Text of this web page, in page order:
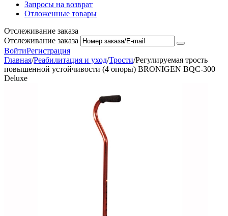
Запросы на возврат
Отложенные товары
Отслеживание заказа
Отслеживание заказа
ВойтиРегистрация
Главная/Реабилитация и уход/Трости/Регулируемая трость
повышенной устойчивости (4 опоры) BRONIGEN BQC-300
Deluxe